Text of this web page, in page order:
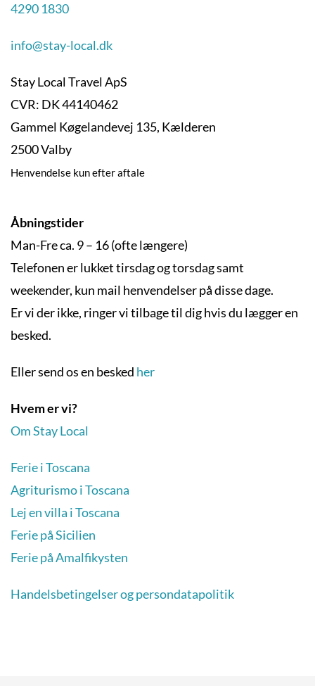
4290 1830
info@stay-local.dk
Stay Local Travel ApS
CVR: DK 44140462
Gammel Køgelandevej 135, Kælderen
2500 Valby
Henvendelse kun efter aftale
Åbningstider
Man-Fre ca. 9 – 16 (ofte længere)
Telefonen er lukket tirsdag og torsdag samt
weekender, kun mail henvendelser på disse dage.
Er vi der ikke, ringer vi tilbage til dig hvis du lægger en
besked.
Eller send os en besked her
Hvem er vi?
Om Stay Local
Ferie i Toscana
Agriturismo i Toscana
Lej en villa i Toscana
Ferie på Sicilien
Ferie på Amalfikysten
Handelsbetingelser og persondatapolitik